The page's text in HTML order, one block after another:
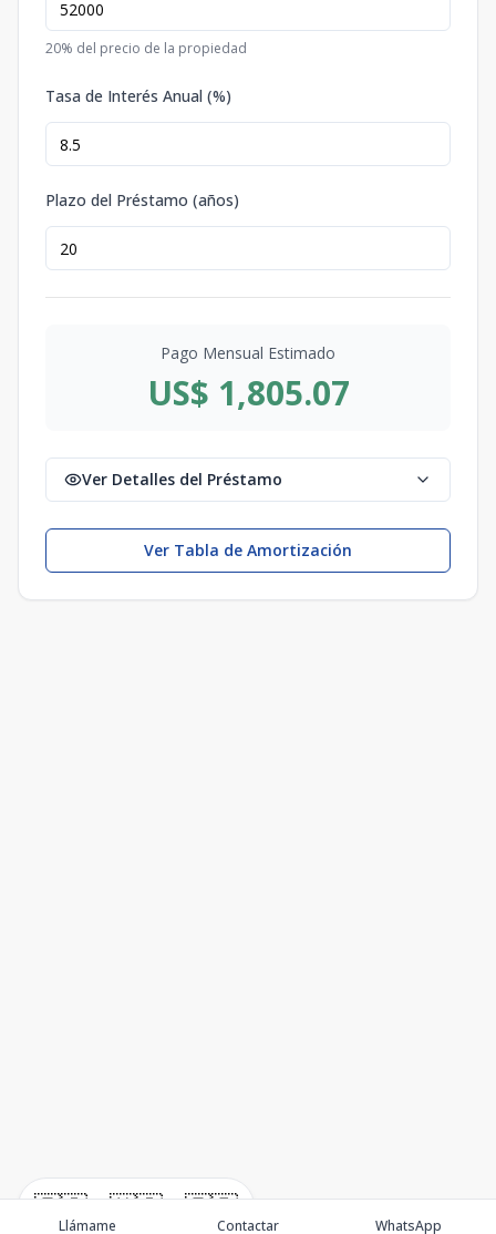
🇪🇸 🇺🇸 🇫🇷
20% del precio de la propiedad
Tasa de Interés Anual (%)
Plazo del Préstamo (años)
Pago Mensual Estimado
US$ 1,805.07
Ver Detalles del Préstamo
Ver Tabla de Amortización
Llámame Contactar WhatsApp